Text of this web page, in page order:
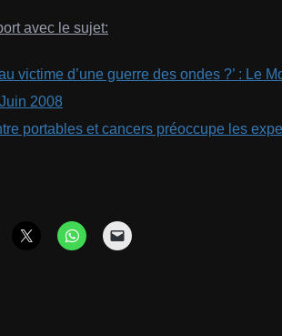
avec le sujet:
victime d’une guerre des ondes ?’ : Le
2008
portables et cancers préoccupe les